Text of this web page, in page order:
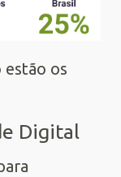
estão os
Digital